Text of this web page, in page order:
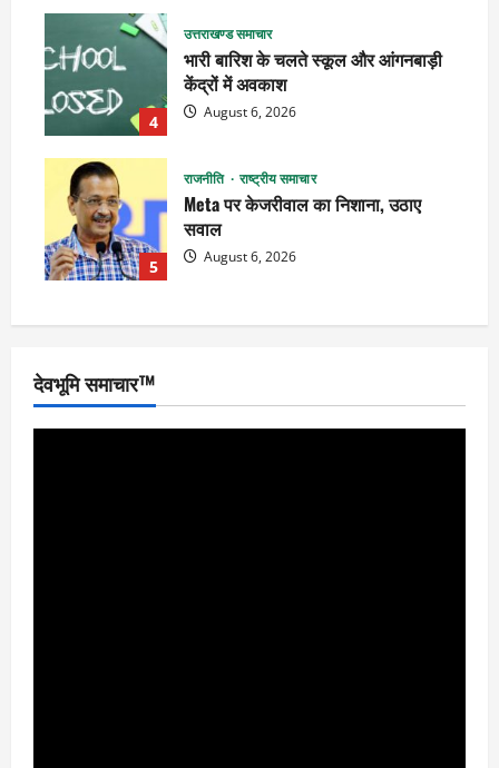
4
उत्तराखण्ड समाचार
भारी बारिश के चलते स्कूल और आंगनबाड़ी
केंद्रों में अवकाश
August 6, 2026
5
राजनीति राष्ट्रीय समाचार
Meta पर केजरीवाल का निशाना, उठाए
सवाल
August 6, 2026
देवभूमि समाचार™